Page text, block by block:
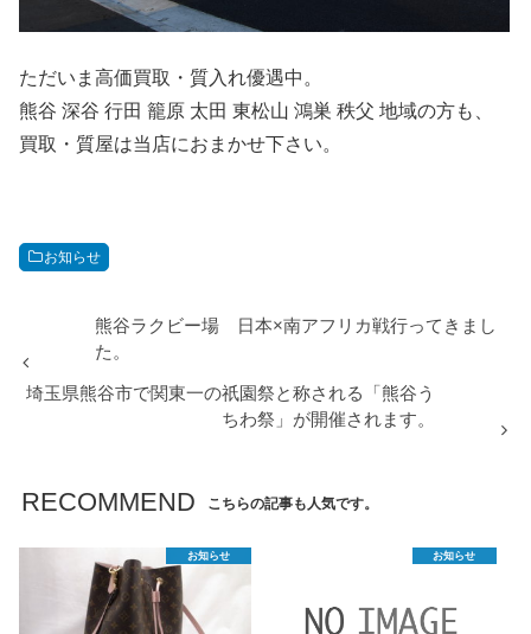
ただいま高価買取・質入れ優遇中。
熊谷 深谷 行田 籠原 太田 東松山 鴻巣 秩父 地域の方も、
買取・質屋は当店におまかせ下さい。
お知らせ
熊谷ラクビー場 日本×南アフリカ戦行ってきまし
た。
埼玉県熊谷市で関東一の祇園祭と称される「熊谷う
ちわ祭」が開催されます。
RECOMMEND こちらの記事も人気です。
お知らせ お知らせ